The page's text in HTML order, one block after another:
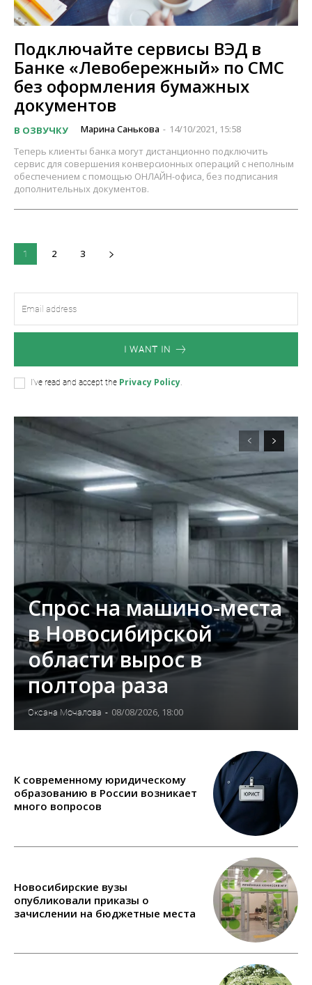
Подключайте сервисы ВЭД в
Банке «Левобережный» по СМС
без оформления бумажных
документов
В ОЗВУЧКУ Марина Санькова - 14/10/2021, 15:58
Теперь клиенты банка могут дистанционно подключить
сервис для совершения конверсионных операций с неполным
обеспечением с помощью ОНЛАЙН-офиса, без подписания
дополнительных документов.
1 2 3
I WANT IN
I've read and accept the Privacy Policy.
Спрос на машино-места
в Новосибирской
области вырос в
полтора раза
Оксана Мочалова - 08/08/2026, 18:00
К современному юридическому
образованию в России возникает
много вопросов
Новосибирские вузы
опубликовали приказы о
зачислении на бюджетные места